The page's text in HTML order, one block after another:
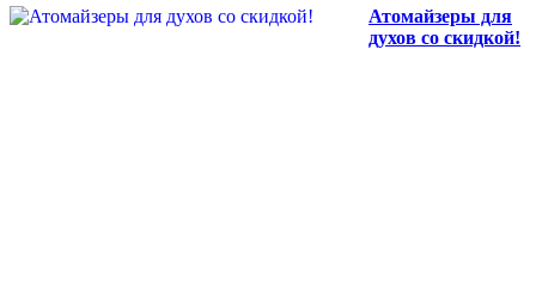
Атомайзеры для
духов со скидкой!